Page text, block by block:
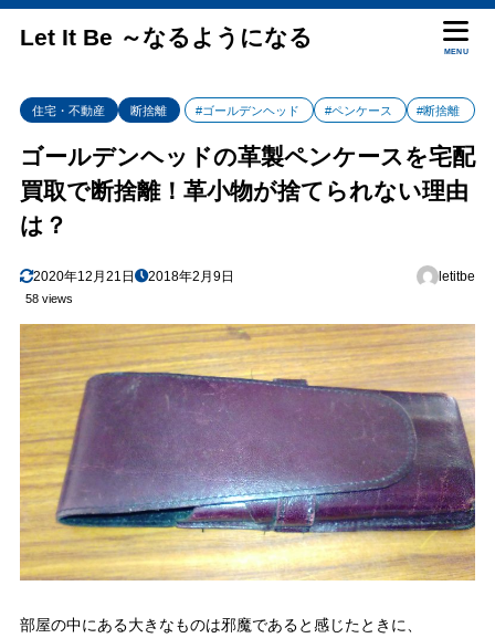
Let It Be ～なるようになる
MENU
住宅・不動産 断捨離 #ゴールデンヘッド #ペンケース #断捨離
ゴールデンヘッドの革製ペンケースを宅配
買取で断捨離！革小物が捨てられない理由
は？
2020年12月21日 2018年2月9日 letitbe
58 views
部屋の中にある大きなものは邪魔であると感じたときに、